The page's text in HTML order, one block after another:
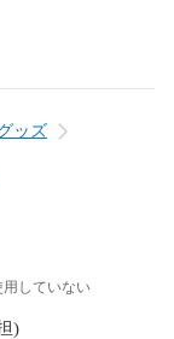
ッズ
していない
)